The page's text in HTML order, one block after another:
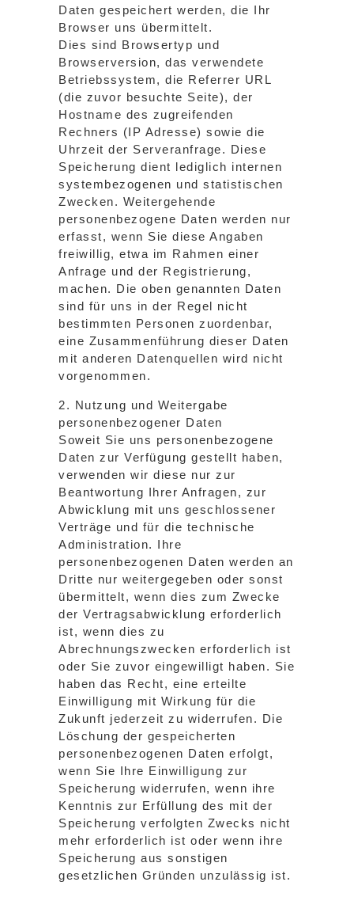
Daten gespeichert werden, die Ihr
Browser uns übermittelt.
Dies sind Browsertyp und
Browserversion, das verwendete
Betriebssystem, die Referrer URL
(die zuvor besuchte Seite), der
Hostname des zugreifenden
Rechners (IP Adresse) sowie die
Uhrzeit der Serveranfrage. Diese
Speicherung dient lediglich internen
systembezogenen und statistischen
Zwecken. Weitergehende
personenbezogene Daten werden nur
erfasst, wenn Sie diese Angaben
freiwillig, etwa im Rahmen einer
Anfrage und der Registrierung,
machen. Die oben genannten Daten
sind für uns in der Regel nicht
bestimmten Personen zuordenbar,
eine Zusammenführung dieser Daten
mit anderen Datenquellen wird nicht
vorgenommen.
2. Nutzung und Weitergabe
personenbezogener Daten
Soweit Sie uns personenbezogene
Daten zur Verfügung gestellt haben,
verwenden wir diese nur zur
Beantwortung Ihrer Anfragen, zur
Abwicklung mit uns geschlossener
Verträge und für die technische
Administration. Ihre
personenbezogenen Daten werden an
Dritte nur weitergegeben oder sonst
übermittelt, wenn dies zum Zwecke
der Vertragsabwicklung erforderlich
ist, wenn dies zu
Abrechnungszwecken erforderlich ist
oder Sie zuvor eingewilligt haben. Sie
haben das Recht, eine erteilte
Einwilligung mit Wirkung für die
Zukunft jederzeit zu widerrufen. Die
Löschung der gespeicherten
personenbezogenen Daten erfolgt,
wenn Sie Ihre Einwilligung zur
Speicherung widerrufen, wenn ihre
Kenntnis zur Erfüllung des mit der
Speicherung verfolgten Zwecks nicht
mehr erforderlich ist oder wenn ihre
Speicherung aus sonstigen
gesetzlichen Gründen unzulässig ist.